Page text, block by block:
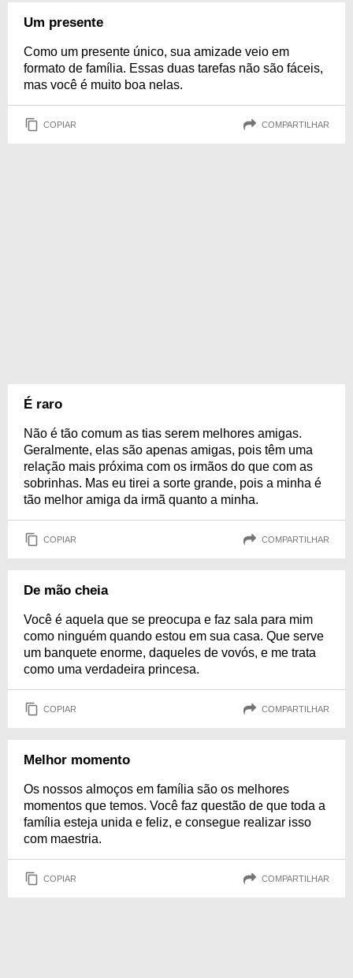
Um presente
Como um presente único, sua amizade veio em
formato de família. Essas duas tarefas não são fáceis,
mas você é muito boa nelas.
COPIAR COMPARTILHAR
É raro
Não é tão comum as tias serem melhores amigas.
Geralmente, elas são apenas amigas, pois têm uma
relação mais próxima com os irmãos do que com as
sobrinhas. Mas eu tirei a sorte grande, pois a minha é
tão melhor amiga da irmã quanto a minha.
COPIAR COMPARTILHAR
De mão cheia
Você é aquela que se preocupa e faz sala para mim
como ninguém quando estou em sua casa. Que serve
um banquete enorme, daqueles de vovós, e me trata
como uma verdadeira princesa.
COPIAR COMPARTILHAR
Melhor momento
Os nossos almoços em família são os melhores
momentos que temos. Você faz questão de que toda a
família esteja unida e feliz, e consegue realizar isso
com maestria.
COPIAR COMPARTILHAR